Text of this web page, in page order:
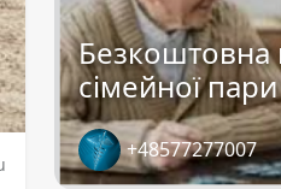
Безкоштовна
сімейної пари
+48577277007